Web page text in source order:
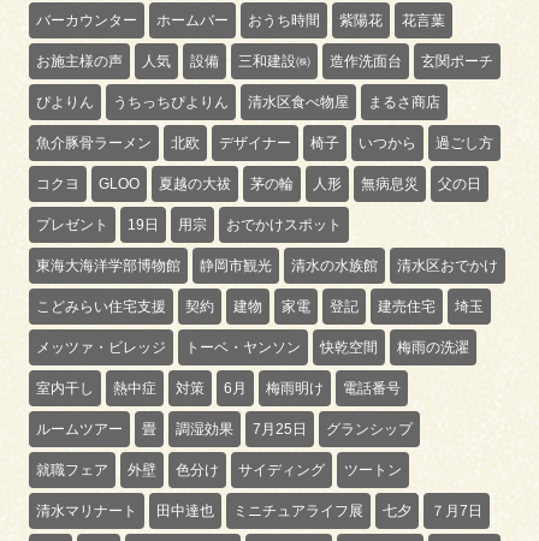
バーカウンター ホームバー おうち時間 紫陽花 花言葉
お施主様の声 人気 設備 三和建設㈱ 造作洗面台 玄関ポーチ
ぴよりん うちっちぴよりん 清水区食べ物屋 まるさ商店
魚介豚骨ラーメン 北欧 デザイナー 椅子 いつから 過ごし方
コクヨ GLOO 夏越の大祓 茅の輪 人形 無病息災 父の日
プレゼント 19日 用宗 おでかけスポット
東海大海洋学部博物館 静岡市観光 清水の水族館 清水区おでかけ
こどみらい住宅支援 契約 建物 家電 登記 建売住宅 埼玉
メッツァ・ビレッジ トーベ・ヤンソン 快乾空間 梅雨の洗濯
室内干し 熱中症 対策 6月 梅雨明け 電話番号
ルームツアー 畳 調湿効果 7月25日 グランシップ
就職フェア 外壁 色分け サイディング ツートン
清水マリナート 田中達也 ミニチュアライフ展 七夕 ７月7日